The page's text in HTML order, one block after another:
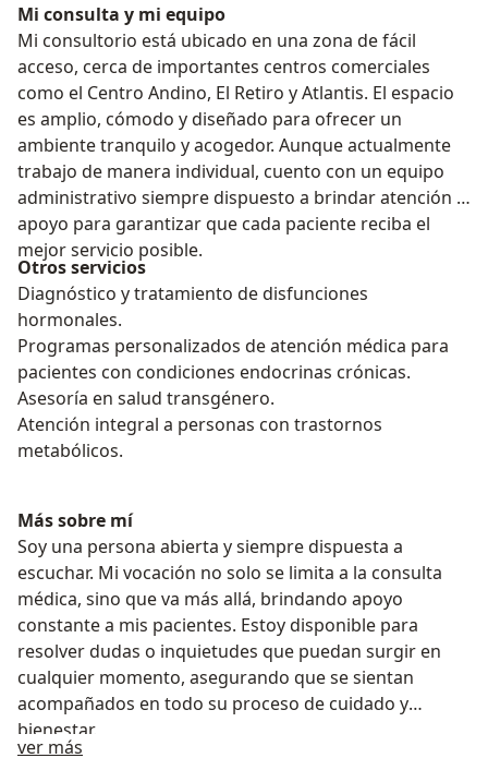
Mi consulta y mi equipo
Mi consultorio está ubicado en una zona de fácil
acceso, cerca de importantes centros comerciales
como el Centro Andino, El Retiro y Atlantis. El espacio
es amplio, cómodo y diseñado para ofrecer un
ambiente tranquilo y acogedor. Aunque actualmente
trabajo de manera individual, cuento con un equipo
administrativo siempre dispuesto a brindar atención y
apoyo para garantizar que cada paciente reciba el
mejor servicio posible.
Otros servicios
Diagnóstico y tratamiento de disfunciones
hormonales.
Programas personalizados de atención médica para
pacientes con condiciones endocrinas crónicas.
Asesoría en salud transgénero.
Atención integral a personas con trastornos
metabólicos.
Más sobre mí
Soy una persona abierta y siempre dispuesta a
escuchar. Mi vocación no solo se limita a la consulta
médica, sino que va más allá, brindando apoyo
constante a mis pacientes. Estoy disponible para
resolver dudas o inquietudes que puedan surgir en
cualquier momento, asegurando que se sientan
acompañados en todo su proceso de cuidado y
bienestar.
ver más